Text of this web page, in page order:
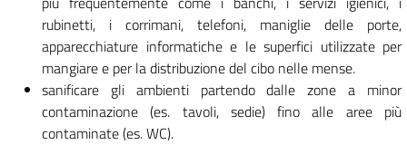
rubinetti, i corrimani, telefoni, maniglie delle porte,
apparecchiature informatiche e le superfici utilizzate per
mangiare e per la distribuzione del cibo nelle mense.
sanificare gli ambienti partendo dalle zone a minor
contaminazione (es. tavoli, sedie) fino alle aree più
contaminate (es. WC).